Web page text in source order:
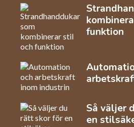
funktion
Så väljer
en